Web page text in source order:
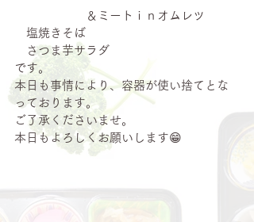
＆ミートｉｎオムレツ
塩焼きそば
さつま芋サラダ
です。
本日も事情により、容器が使い捨てとな
っております。
ご了承くださいませ。
本日もよろしくお願いします😁